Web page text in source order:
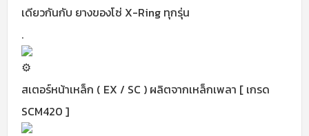
เดียวกันกับ ยางของโซ่ X-Ring ทุกรุ่น
.
สเตอร์หน้าเหล็ก ( EX / SC ) ผลิตจากเหล็กเพลา [ เกรด
SCM420 ]